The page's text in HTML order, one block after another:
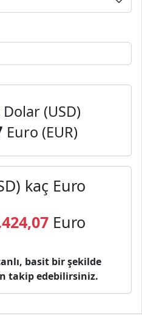
Dolar (USD)
Euro (EUR)
kaç Euro
Euro
basit bir şekilde
takip edebilirsiniz.